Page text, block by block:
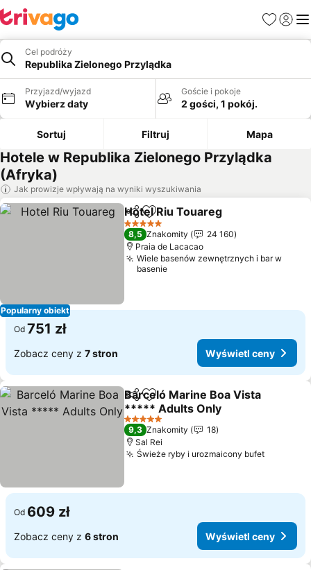
Ulubione
Cel podróży
Republika Zielonego Przylądka
Przyjazd/wyjazd
Wybierz daty
Goście i pokoje
2 gości, 1 pokój.
Sortuj Filtruj Mapa
Hotele w Republika Zielonego Przylądka
(Afryka)
Jak prowizje wpływają na wyniki wyszukiwania
Popularny obiekt
UdostępnijDodaj do ulubionych
Hotel Riu Touareg
5 Kategoria
8,5 Znakomity
24 160
Praia de Lacacao
Wiele basenów zewnętrznych i bar w
basenie
Od 751 zł
Zobacz ceny z 7 stron Wyświetl ceny
Udostępnij
Dodaj do ulubionych
Barceló Marine Boa Vista
***** Adults Only
5 Kategoria
9,3 Znakomity
18
Sal Rei
Świeże ryby i urozmaicony bufet
Od 609 zł
Zobacz ceny z 6 stron Wyświetl ceny